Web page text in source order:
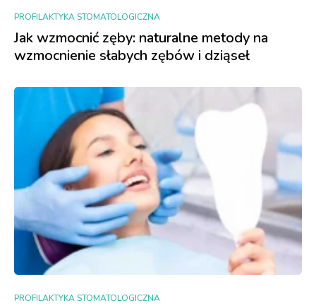
PROFILAKTYKA STOMATOLOGICZNA
Jak wzmocnić zęby: naturalne metody na
wzmocnienie słabych zębów i dziąseł
PROFILAKTYKA STOMATOLOGICZNA